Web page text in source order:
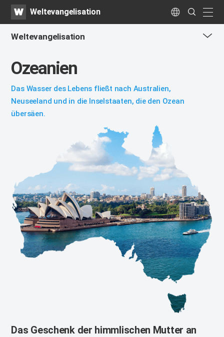
WATVWeltevangelisation Language
Search
Submit
Weltevangelisation
Ozeanien
Das Wasser des Lebens fließt nach Australien,
Neuseeland und in die Inselstaaten, die den Ozean
übersäen.
Das Geschenk der himmlischen Mutter an